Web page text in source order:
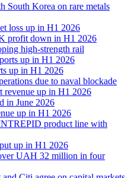
South Korea on rare metals
loss up in H1 2026
profit down in H1 2026
high-strength rail
up in H1 2026
up in H1 2026
due to naval blockade
revenue up in H1 2026
in June 2026
up in H1 2026
product line with
up in H1 2026
UAH 32 million in four